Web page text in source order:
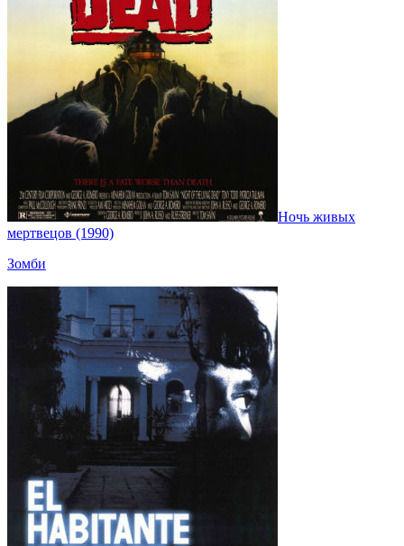
Ночь живых
мертвецов (1990)
Зомби